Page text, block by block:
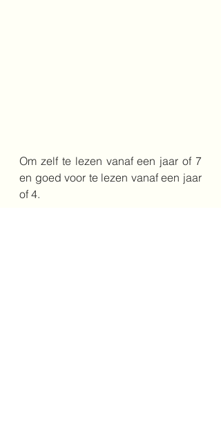
Om zelf te lezen vanaf een jaar of 7
en goed voor te lezen vanaf een jaar
of 4.